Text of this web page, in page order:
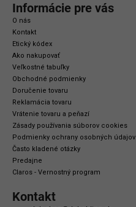
Informácie pre vás
O nás
Kontakt
Etický kódex
Ako nakupovať
Veľkostné tabuľky
Obchodné podmienky
Doručenie tovaru
Reklamácia tovaru
Vrátenie tovaru a peňazí
Zásady používania súborov cookies
Podmienky ochrany osobných údajov
Často kladené otázky
Predajne
Claros - Vernostný program
Kontakt